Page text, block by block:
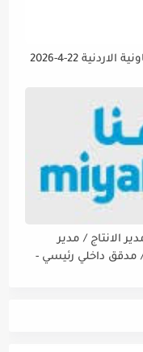
22-4-2026
الانتاج / مدير
مدقق داخلي رئيسي -